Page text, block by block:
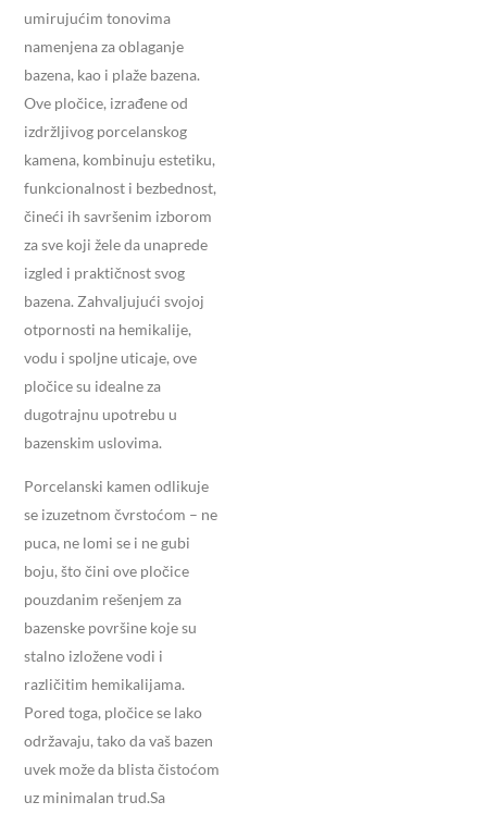
umirujućim tonovima
namenjena za oblaganje
bazena, kao i plaže bazena.
Ove pločice, izrađene od
izdržljivog porcelanskog
kamena, kombinuju estetiku,
funkcionalnost i bezbednost,
čineći ih savršenim izborom
za sve koji žele da unaprede
izgled i praktičnost svog
bazena. Zahvaljujući svojoj
otpornosti na hemikalije,
vodu i spoljne uticaje, ove
pločice su idealne za
dugotrajnu upotrebu u
bazenskim uslovima.
Porcelanski kamen odlikuje
se izuzetnom čvrstoćom – ne
puca, ne lomi se i ne gubi
boju, što čini ove pločice
pouzdanim rešenjem za
bazenske površine koje su
stalno izložene vodi i
različitim hemikalijama.
Pored toga, pločice se lako
održavaju, tako da vaš bazen
uvek može da blista čistoćom
uz minimalan trud.Sa